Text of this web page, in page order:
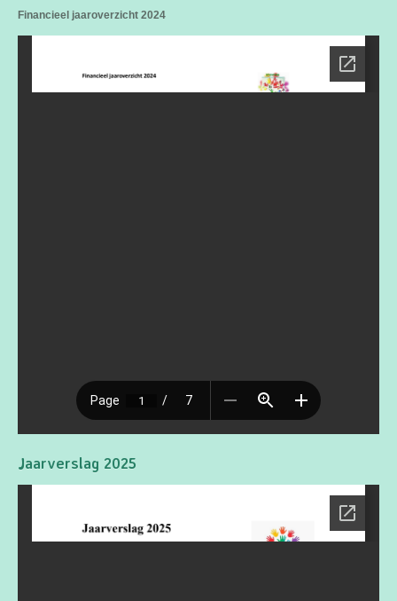
Financieel jaaroverzicht 2024
Jaarverslag 2025